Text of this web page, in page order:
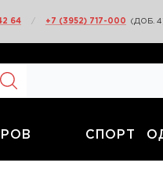
64 / +7 (3952) 717-000 (ДОБ.
СПОРТ